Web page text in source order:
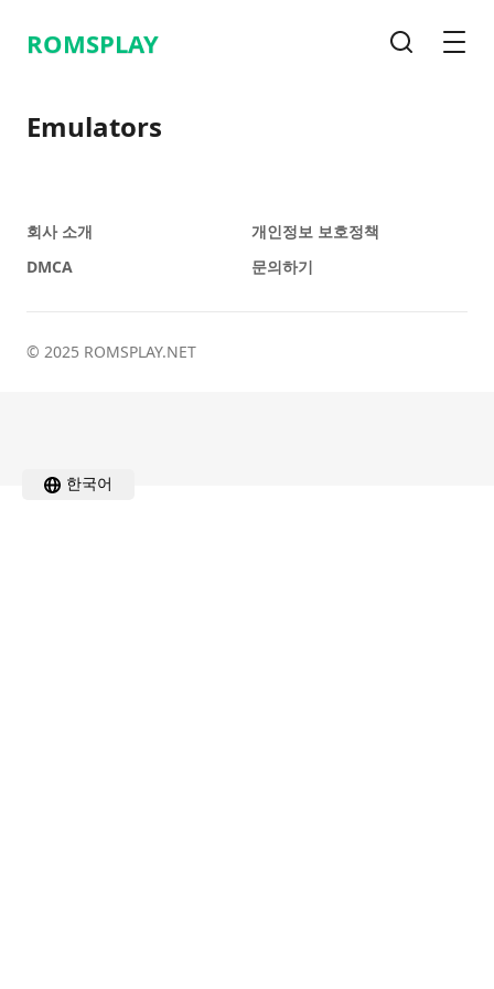
ROMSPLAY
Emulators
회사 소개
개인정보 보호정책
DMCA
문의하기
© 2025 ROMSPLAY.NET
한국어